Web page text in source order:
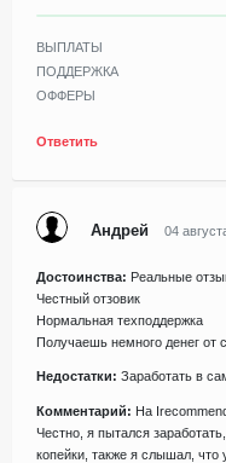
ВЫПЛАТЫ
ПОДДЕРЖКА
ОФФЕРЫ
Ответить
Андрей 04
Достоинства: Реальные
Честный отзовик
Нормальная техподдержка
Получаешь немного денег от
Недостатки: Заработать в
Комментарий: На
Честно, я пытался
копейки, также я слышал, что